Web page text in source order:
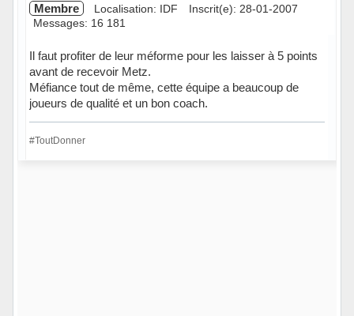
Membre Localisation: IDF
Inscrit(e): 28-01-2007
Messages: 16 181
Il faut profiter de leur méforme pour les laisser à 5 points
avant de recevoir Metz.
Méfiance tout de même, cette équipe a beaucoup de
joueurs de qualité et un bon coach.
#ToutDonner